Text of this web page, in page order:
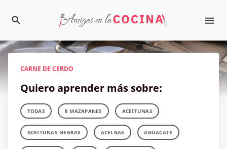
CARNE DE CERDO
Quiero aprender más sobre:
TODAS 8 MAZAPANES ACEITUNAS
ACEITUNAS NEGRAS ACELGAS AGUACATE